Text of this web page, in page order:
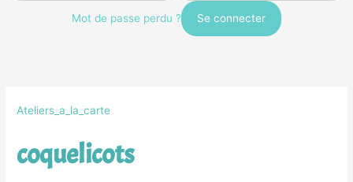
Mot de passe perdu ?
Ateliers_a_la_carte
coquelicots